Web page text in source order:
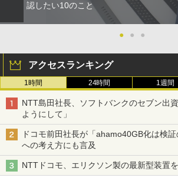
認したい10のこと
● ● ●
アクセスランキング
1時間 24時間 1週間
NTT島田社長、ソフトバンクのセブン出
ようにして」
ドコモ前田社長が「ahamo40GB化は検
への考え方にも言及
NTTドコモ、エリクソン製の最新型装置